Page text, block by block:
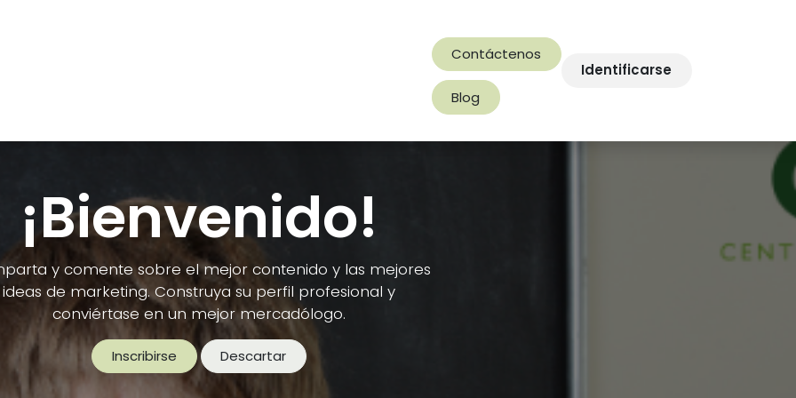
Extraescolares Sobre Nosotros Contáctenos
Contáctenos
Blog
Identificarse
¡Bienvenido!
y comente sobre el mejor contenido y las mejores
ideas de marketing. Construya su perfil profesional y
conviértase en un mejor mercadólogo.
Inscribirse Descartar